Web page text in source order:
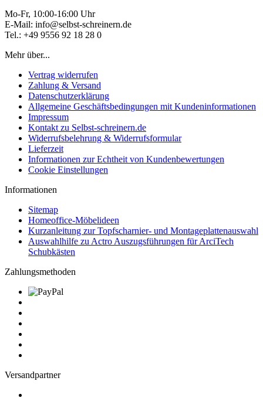
Mo-Fr, 10:00-16:00 Uhr
E-Mail: info@selbst-schreinern.de
Tel.: +49 9556 92 18 28 0
Mehr über...
Vertrag widerrufen
Zahlung & Versand
Datenschutzerklärung
Allgemeine Geschäftsbedingungen mit Kundeninformationen
Impressum
Kontakt zu Selbst-schreinern.de
Widerrufsbelehrung & Widerrufsformular
Lieferzeit
Informationen zur Echtheit von Kundenbewertungen
Cookie Einstellungen
Informationen
Sitemap
Homeoffice-Möbelideen
Kurzanleitung zur Topfscharnier- und Montageplattenauswahl
Auswahlhilfe zu Actro Auszugsführungen für ArciTech
Schubkästen
Zahlungsmethoden
Versandpartner